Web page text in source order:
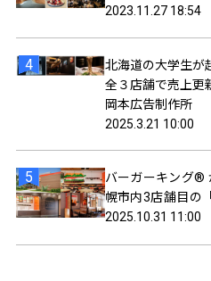
セブン ココノ ス
2023.11.27 18:54
北海道の大学生が
全３店舗で売上更
岡本広告制作所
2025.3.21 10:00
バーガーキング®
幌市内3店舗目の
11月18日（火）に
2025.10.31 11:00